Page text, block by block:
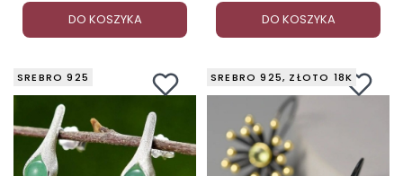
DO KOSZYKA DO KOSZYKA
SREBRO 925 SREBRO 925, ZŁOTO 18K